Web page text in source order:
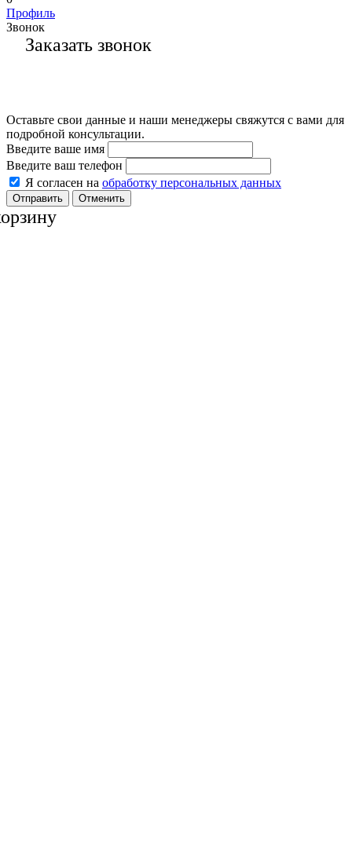
Профиль
Звонок
Заказать звонок
Оставьте свои данные и наши менеджеры свяжутся с вами для
подробной консультации.
Введите ваше имя
Введите ваш телефон
Я согласен на обработку персональных данных
Отменить